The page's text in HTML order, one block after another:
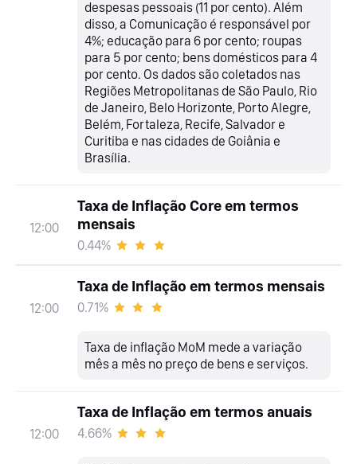
despesas pessoais (11 por cento). Além
disso, a Comunicação é responsável por
4%; educação para 6 por cento; roupas
para 5 por cento; bens domésticos para 4
por cento. Os dados são coletados nas
Regiões Metropolitanas de São Paulo, Rio
de Janeiro, Belo Horizonte, Porto Alegre,
Belém, Fortaleza, Recife, Salvador e
Curitiba e nas cidades de Goiânia e
Brasília.
12:00
Taxa de Inflação Core em termos
mensais
0.44%
12:00
Taxa de Inflação em termos mensais
0.71%
Taxa de inflação MoM mede a variação
mês a mês no preço de bens e serviços.
12:00
Taxa de Inflação em termos anuais
4.66%